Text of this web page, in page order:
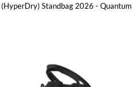
Standbag 2026 - Quantum